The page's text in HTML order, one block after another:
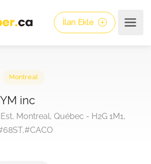
İlan Ekle
inc
Est, Montreal, Québec - H2G 1M1,